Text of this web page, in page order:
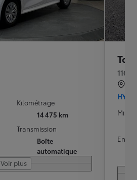
Kilométrage
14 475 km
Transmission
Boîte
automatique
Voir plus
116h
Mise